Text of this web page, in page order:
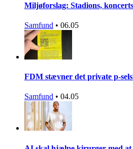
Miljøforslag: Stadions,
Samfund • 06.05
FDM stævner det private p-
Samfund • 04.05